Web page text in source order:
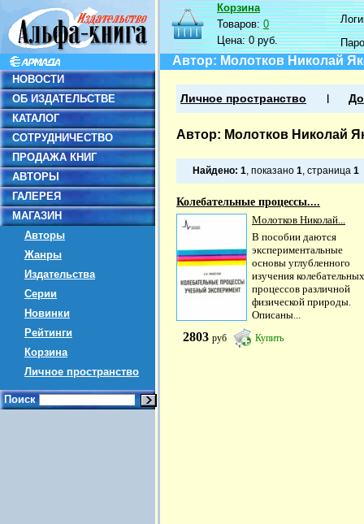
НОВОСТИ
ОБ ИЗДАТЕЛЬСТВЕ
КАТАЛОГ
СОТРУДНИЧЕСТВО
ПРОДАЖА КНИГ
АВТОРЫ
ГАЛЕРЕЯ
МАГАЗИН
Авторы
Жанры
Издательства
Серии
Новинки
Рейтинги
Корзина
Личное пространство
Поиск
Корзина
Товаров:0
Цена:0 руб.
Автор: Молотков Николай
Личное пространство
Автор: Молотков Николай
Найдено: 1, показано 1, страница 1
Колебательные процессы....
Молотков Николай...
В пособии даются
экспериментальные
основы углубленного
изучения колебательных
процессов различной
физической природы.
Описаны...
2803 руб Купить